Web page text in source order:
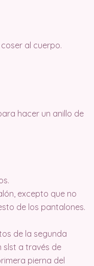
al cuerpo.
hacer un anillo de
excepto que no
de los pantalones.
de la segunda
slst a través de
pierna del